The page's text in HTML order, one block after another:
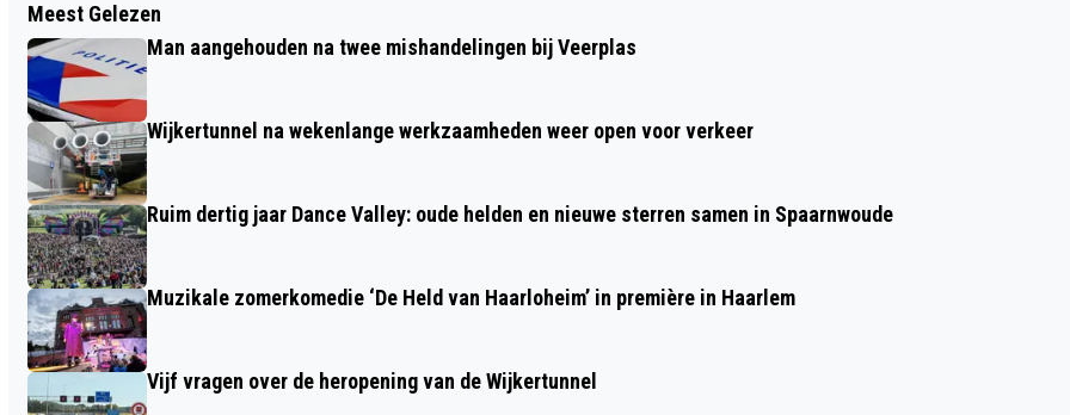
STICHTING OOPOEH HELPT SENIOREN IN
HAARLEM AAN EEN KWISPELEND
ZOMERMAATJE
IN HAARLEM
Meest Gelezen
Man aangehouden na twee mishandelingen bij Veerplas
Wijkertunnel na wekenlange werkzaamheden weer open voor verkeer
Ruim dertig jaar Dance Valley: oude helden en nieuwe sterren samen in Spaarnwoude
Muzikale zomerkomedie ‘De Held van Haarloheim’ in première in Haarlem
Vijf vragen over de heropening van de Wijkertunnel